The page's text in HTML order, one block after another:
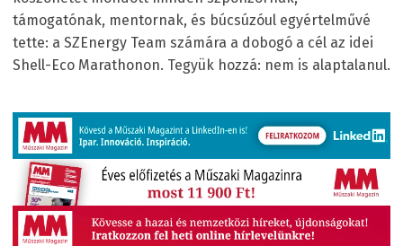
támogatónak, mentornak, és búcsúzóul egyértelművé
tette: a SZEnergy Team számára a dobogó a cél az idei
Shell-Eco Marathonon. Tegyük hozzá: nem is alaptalanul.